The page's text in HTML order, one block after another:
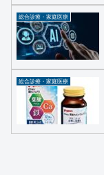
総合診療・家庭医療
総合診療・家庭医療